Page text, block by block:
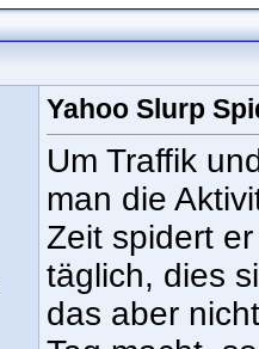
Yahoo Slurp
Um Traffik
man die
Zeit spidert
täglich, dies
das aber